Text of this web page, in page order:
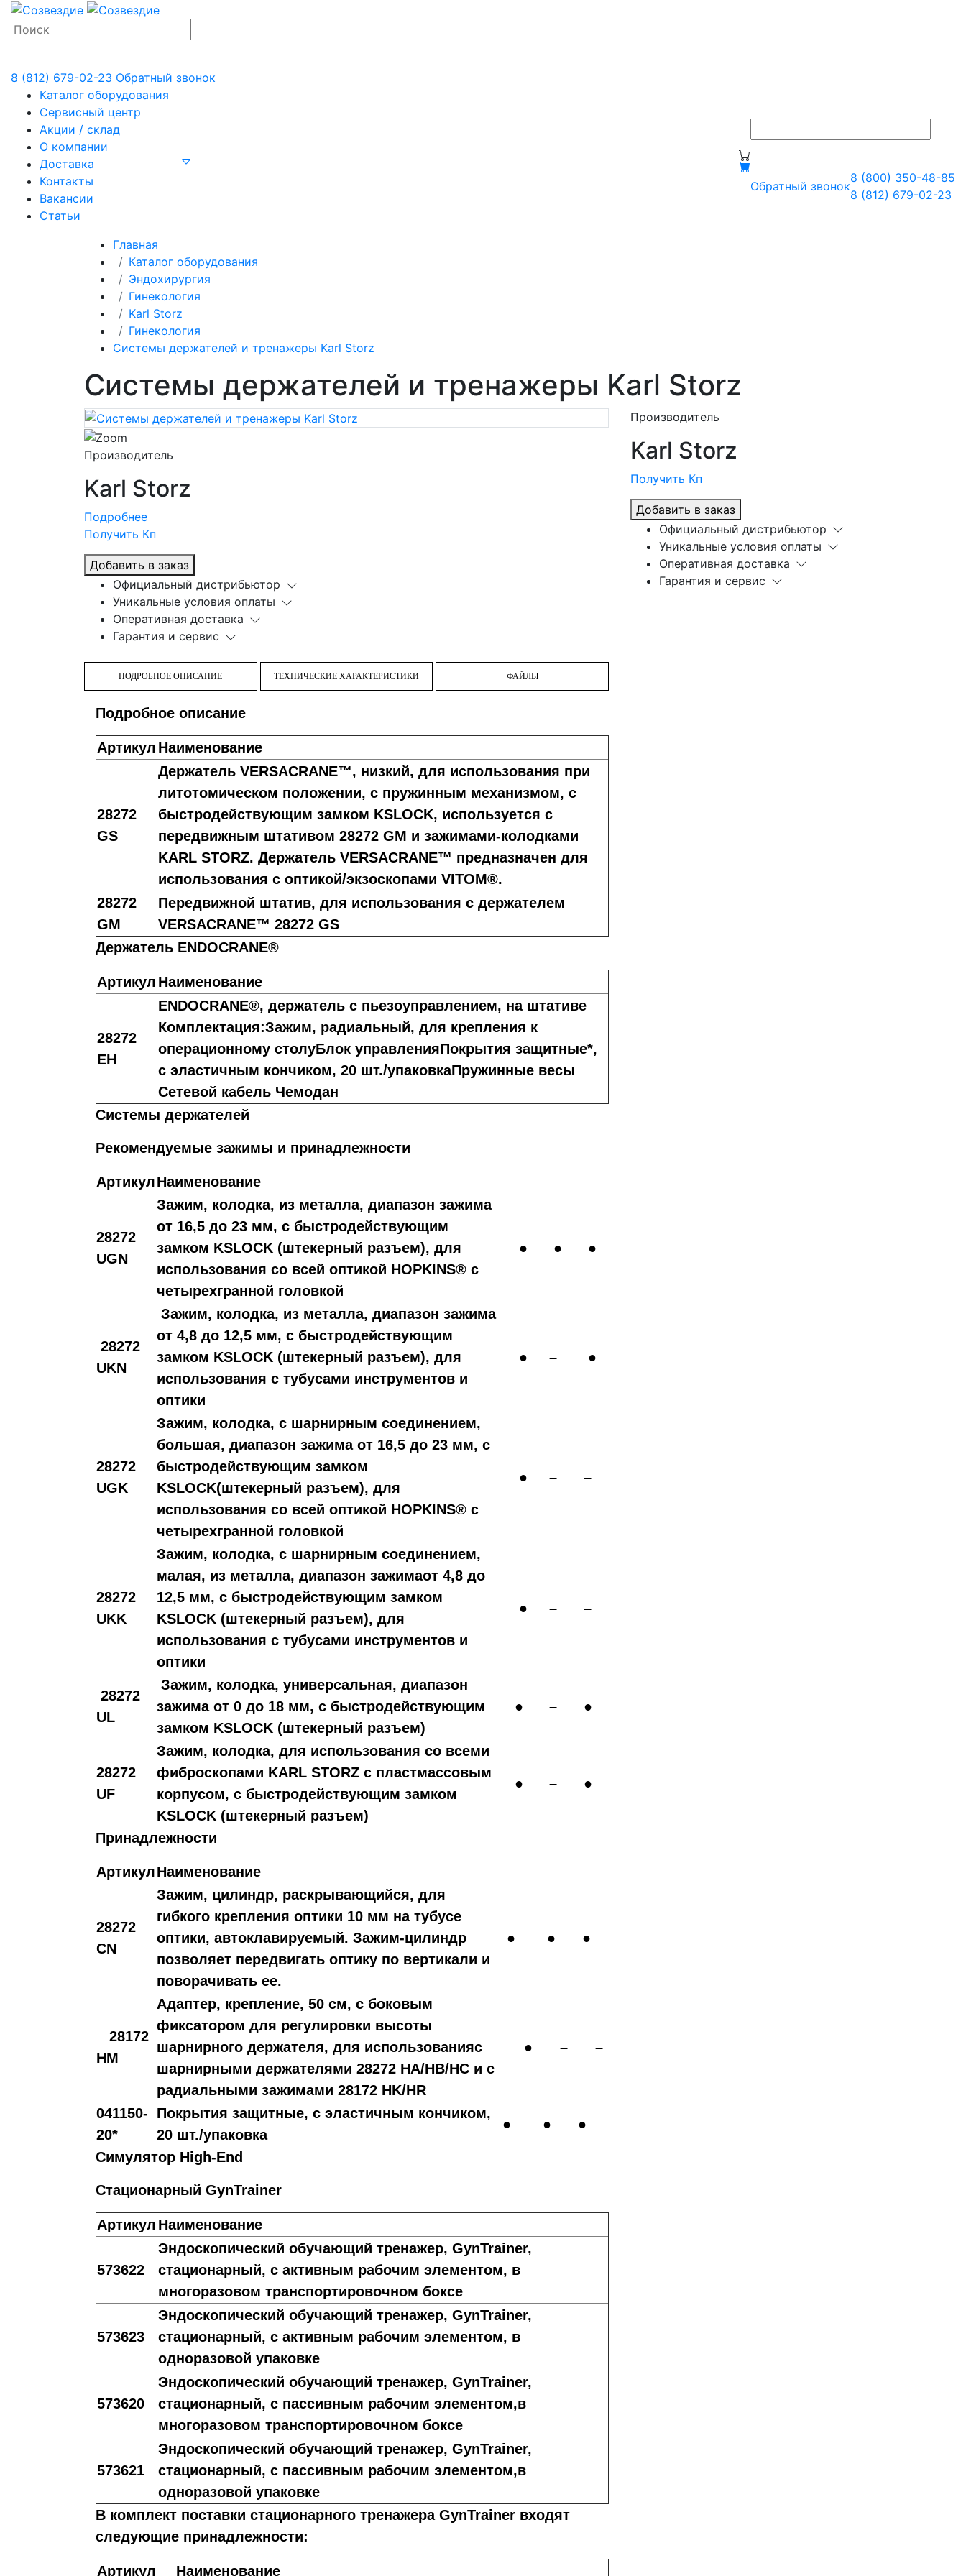
8 (812) 679-02-23 Обратный звонок
Каталог оборудования
Сервисный центр
Акции / склад
О компании
Доставка
Контакты
Вакансии
Статьи
Обратный звонок
8 (800) 350-48-85
8 (812) 679-02-23
Главная
Каталог оборудования
Эндохирургия
Гинекология
Karl Storz
Гинекология
Системы держателей и тренажеры Karl Storz
Системы держателей и тренажеры Karl Storz
Производитель
Karl Storz
Подробнее
Получить Кп
Добавить в заказ
Официальный дистрибьютор
Уникальные условия оплаты
Оперативная доставка
Гарантия и сервис
ПОДРОБНОЕ ОПИСАНИЕ ТЕХНИЧЕСКИЕ ХАРАКТЕРИСТИКИ ФАЙЛЫ
Подробное описание
Артикул Наименование
28272
GS
Держатель VERSACRANE™, низкий, для использования при
литотомическом положении, с пружинным механизмом, с
быстродействующим замком KSLOCK, используется с
передвижным штативом 28272 GM и зажимами-колодками
KARL STORZ. Держатель VERSACRANE™ предназначен для
использования с оптикой/экзоскопами VITOM®.
28272
GM
Передвижной штатив, для использования с держателем
VERSACRANE™ 28272 GS
Держатель ENDOCRANE®
Артикул Наименование
28272
EH
ENDOCRANE®, держатель с пьезоуправлением, на штативе
Комплектация:Зажим, радиальный, для крепления к
операционному столуБлок управленияПокрытия защитные*,
с эластичным кончиком, 20 шт./упаковкаПружинные весы
Сетевой кабель Чемодан
Системы держателей
Рекомендуемые зажимы и принадлежности
АртикулНаименование
28272
UGN
Зажим, колодка, из металла, диапазон зажима
от 16,5 до 23 мм, с быстродействующим
замком KSLOCK (штекерный разъем), для
использования со всей оптикой HOPKINS® с
четырехгранной головкой
● ● ●
28272
UKN
Зажим, колодка, из металла, диапазон зажима
от 4,8 до 12,5 мм, с быстродействующим
замком KSLOCK (штекерный разъем), для
использования с тубусами инструментов и
оптики
● – ●
28272
UGK
Зажим, колодка, с шарнирным соединением,
большая, диапазон зажима от 16,5 до 23 мм, с
быстродействующим замком
KSLOCK(штекерный разъем), для
использования со всей оптикой HOPKINS® с
четырехгранной головкой
● – –
28272
UKK
Зажим, колодка, с шарнирным соединением,
малая, из металла, диапазон зажимаот 4,8 до
12,5 мм, с быстродействующим замком
KSLOCK (штекерный разъем), для
использования с тубусами инструментов и
оптики
● – –
28272
UL
Зажим, колодка, универсальная, диапазон
зажима от 0 до 18 мм, с быстродействующим
замком KSLOCK (штекерный разъем)
● – ●
28272
UF
Зажим, колодка, для использования со всеми
фиброскопами KARL STORZ с пластмассовым
корпусом, с быстродействующим замком
KSLOCK (штекерный разъем)
● – ●
Принадлежности
АртикулНаименование
28272
CN
Зажим, цилиндр, раскрывающийся, для
гибкого крепления оптики 10 мм на тубусе
оптики, автоклавируемый. Зажим-цилиндр
позволяет передвигать оптику по вертикали и
поворачивать ее.
● ● ●
28172
HM
Адаптер, крепление, 50 см, с боковым
фиксатором для регулировки высоты
шарнирного держателя, для использованияс
шарнирными держателями 28272 HA/HB/HC и с
радиальными зажимами 28172 HK/HR
● – –
041150-
20*
Покрытия защитные, с эластичным кончиком,
20 шт./упаковка
● ● ●
Симулятор High-End
Стационарный GynTrainer
Артикул Наименование
573622
Эндоскопический обучающий тренажер, GynTrainer,
стационарный, с активным рабочим элементом, в
многоразовом транспортировочном боксе
573623
Эндоскопический обучающий тренажер, GynTrainer,
стационарный, с активным рабочим элементом, в
одноразовой упаковке
573620
Эндоскопический обучающий тренажер, GynTrainer,
стационарный, с пассивным рабочим элементом,в
многоразовом транспортировочном боксе
573621
Эндоскопический обучающий тренажер, GynTrainer,
стационарный, с пассивным рабочим элементом,в
одноразовой упаковке
В комплект поставки стационарного тренажера GynTrainer входят
следующие принадлежности:
Артикул Наименование
Производитель
Karl Storz
Получить Кп
Добавить в заказ
Официальный дистрибьютор
Уникальные условия оплаты
Оперативная доставка
Гарантия и сервис